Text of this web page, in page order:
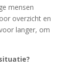
mensen
overzicht en
langer, om